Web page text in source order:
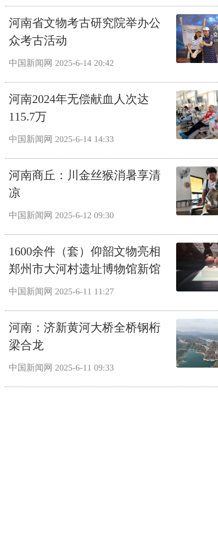
河南省文物考古研究院举办公
众考古活动
中国新闻网 2025-6-14 20:42
河南2024年无偿献血人次达
115.7万
中国新闻网 2025-6-14 14:33
河南商丘：川金丝猴消暑享清
凉
中国新闻网 2025-6-12 09:30
1600余件（套）仰韶文物亮相
郑州市大河村遗址博物馆新馆
中国新闻网 2025-6-11 11:27
河南：济新黄河大桥全桥钢桁
梁合龙
中国新闻网 2025-6-11 09:33